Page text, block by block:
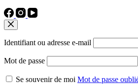
Identifiant ou adresse e-mail
Mot de passe
Se souvenir de moi Mot de passe